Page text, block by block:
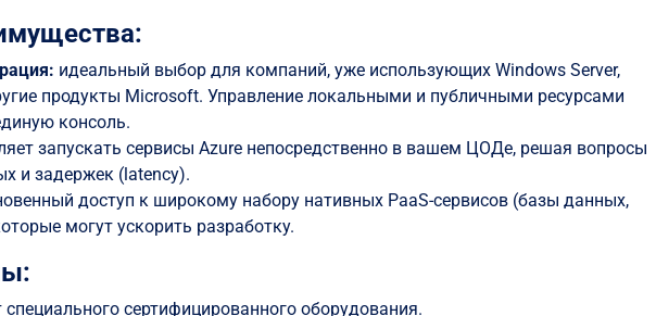
идеальный выбор для компаний, уже использующих Windows Server,
продукты Microsoft. Управление локальными и публичными ресурсами
консоль.
запускать сервисы Azure непосредственно в вашем ЦОДе, решая вопросы
и задержек (latency).
доступ к широкому набору нативных PaaS-сервисов (базы данных,
могут ускорить разработку.
специального сертифицированного оборудования.